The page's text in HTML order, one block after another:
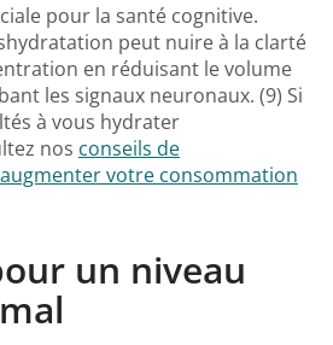
pour la santé cognitive.
peut nuire à la clarté
en réduisant le volume
les signaux neuronaux. (9) Si
à vous hydrater
nos conseils de
votre consommation
un niveau